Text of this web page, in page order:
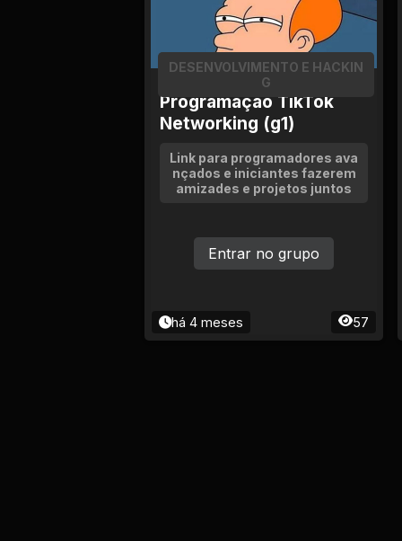
Programação TikTok
Networking (g1)
DESENVOLVIMENTO E HACKIN
G
Link para programadores ava
nçados e iniciantes fazerem
amizades e projetos juntos
há 4 meses 57
Entrar no grupo